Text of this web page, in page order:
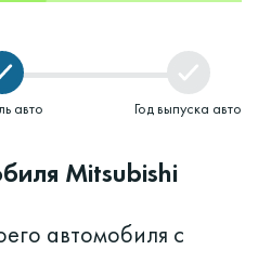
авто Год выпуска авто
Mitsubishi
автомобиля с